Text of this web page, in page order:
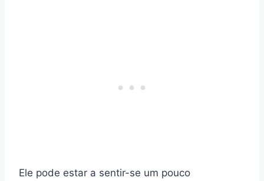
Ele pode estar a sentir-se um pouco